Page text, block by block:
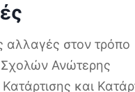
αλλαγές στον τρόπο
Σχολών Ανώτερης
και